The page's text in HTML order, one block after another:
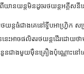
យានយន្តមិនដូចរថយន្តអគ្គីសនី
ធំជាងគេនៅទ្វីបអាហ្រ្វិក សម្
េះអាចផលិតរថយន្តដើរដោយ
ចំនួនជាងមួយមុឺនគ្រឿងប៉ុណ្ណោះ